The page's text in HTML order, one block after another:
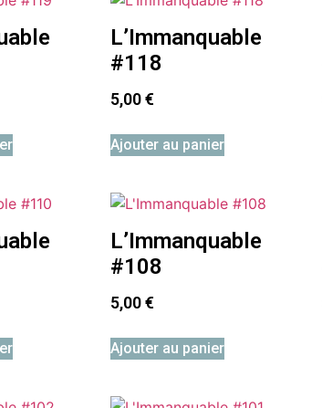
L’Immanquable
#118
5,00€
Ajouter au panier
L’Immanquable
#108
5,00€
Ajouter au panier